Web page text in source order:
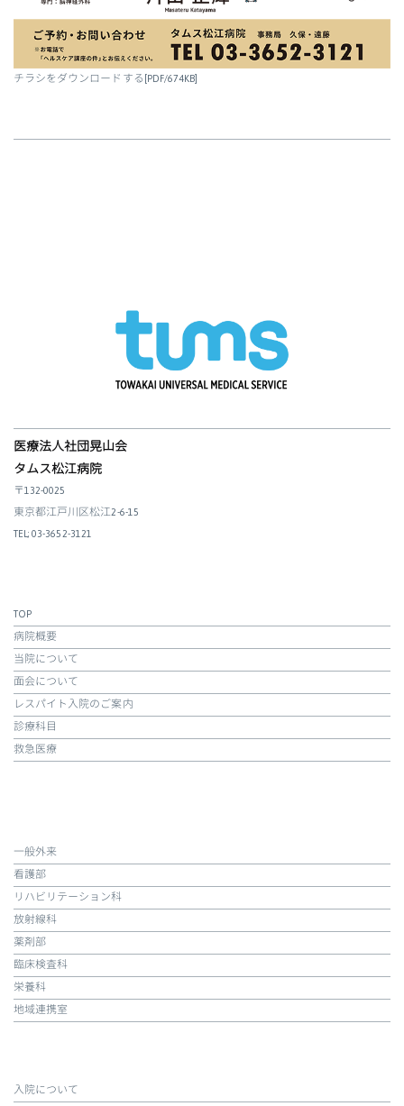
チラシをダウンロードする[PDF/674KB]
医療法人社団晃山会
タムス松江病院
〒132-0025
東京都江戸川区松江2-6-15
TEL; 03-3652-3121
TOP
病院概要
当院について
面会について
レスパイト入院のご案内
診療科目
救急医療
一般外来
看護部
リハビリテーション科
放射線科
薬剤部
臨床検査科
栄養科
地域連携室
入院について